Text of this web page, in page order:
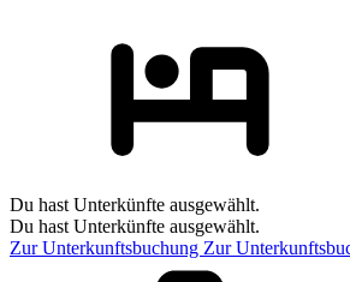
Du hast Unterkünfte ausgewählt.
Du hast Unterkünfte ausgewählt.
Zur Unterkunftsbuchung Zur